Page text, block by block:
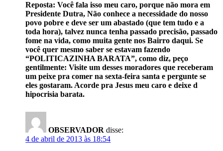
Reposta: Você fala isso meu caro, porque não mora em
Presidente Dutra, Não conhece a necessidade do nosso
povo pobre e deve ser um abastado (que tem tudo e a
toda hora), talvez nunca tenha passado precisão, passado
fome na vida, como muita gente nos Bairro daqui. Se
você quer mesmo saber se estavam fazendo
“POLITICAZINHA BARATA”, como diz, peço
gentilmente: Visite um desses moradores que receberam
um peixe pra comer na sexta-feira santa e pergunte se
eles gostaram. Acorde pra Jesus meu caro e deixe d
hipocrisia barata.
OBSERVADOR disse:
4 de abril de 2013 às 18:54